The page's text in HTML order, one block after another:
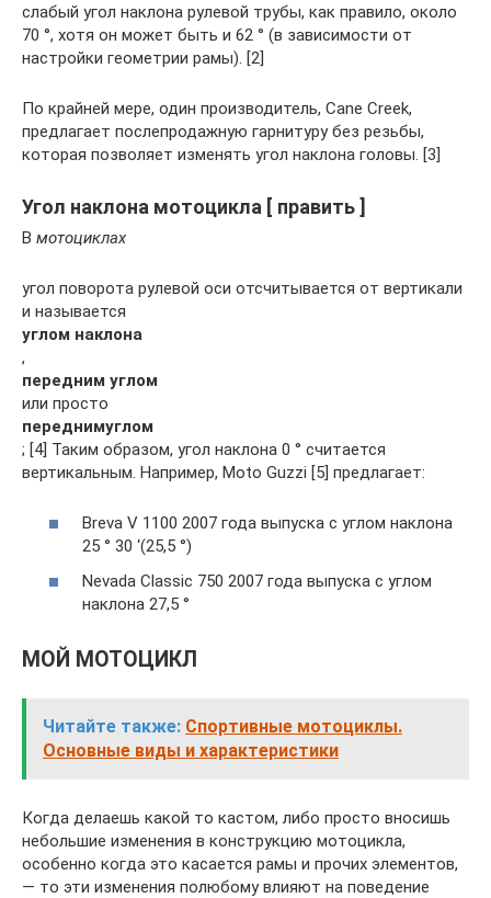
слабый угол наклона рулевой трубы, как правило, около
70 °, хотя он может быть и 62 ° (в зависимости от
настройки геометрии рамы). [2]
По крайней мере, один производитель, Cane Creek,
предлагает послепродажную гарнитуру без резьбы,
которая позволяет изменять угол наклона головы. [3]
Угол наклона мотоцикла [ править ]
В мотоциклах
угол поворота рулевой оси отсчитывается от вертикали
и называется
углом наклона
,
передним углом
или просто
переднимуглом
; [4] Таким образом, угол наклона 0 ° считается
вертикальным. Например, Moto Guzzi [5] предлагает:
Breva V 1100 2007 года выпуска с углом наклона
25 ° 30 ‘(25,5 °)
Nevada Classic 750 2007 года выпуска с углом
наклона 27,5 °
МОЙ МОТОЦИКЛ
Читайте также: Спортивные мотоциклы.
Основные виды и характеристики
Когда делаешь какой то кастом, либо просто вносишь
небольшие изменения в конструкцию мотоцикла,
особенно когда это касается рамы и прочих элементов,
— то эти изменения полюбому влияют на поведение